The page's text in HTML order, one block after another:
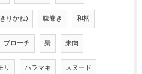
りかね) 腹巻き 和柄
ブローチ 梟 朱肉
リ ハラマキ スヌード